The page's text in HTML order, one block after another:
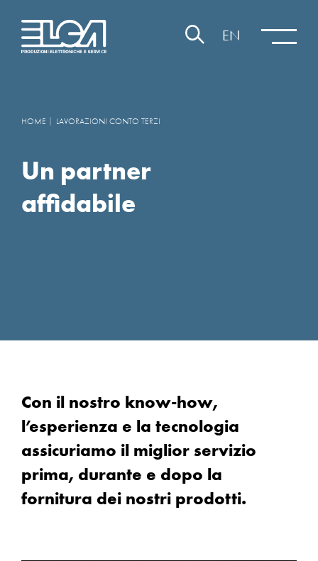
EN
HOME LAVORAZIONI CONTO TERZI
Un partner
affidabile
Con il nostro know-how,
l’esperienza e la tecnologia
assicuriamo il miglior servizio
prima, durante e dopo la
fornitura dei nostri prodotti.